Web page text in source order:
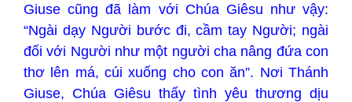
Giuse cũng đã làm với Chúa Giêsu như vậy:
“Ngài dạy Người bước đi, cầm tay Người; ngài
đối với Người như một người cha nâng đứa con
thơ lên má, cúi xuống cho con ăn”. Nơi Thánh
Giuse, Chúa Giêsu thấy tình yêu thương dịu